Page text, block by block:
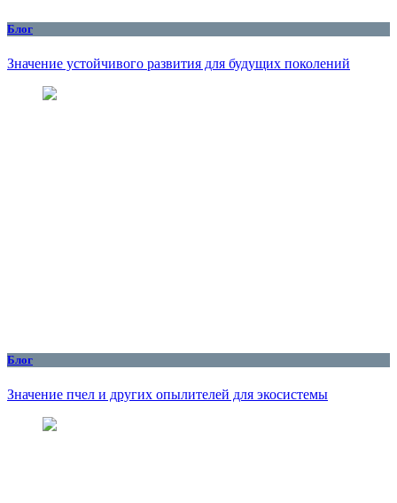
Блог
Значение устойчивого развития для будущих поколений
Блог
Значение пчел и других опылителей для экосистемы